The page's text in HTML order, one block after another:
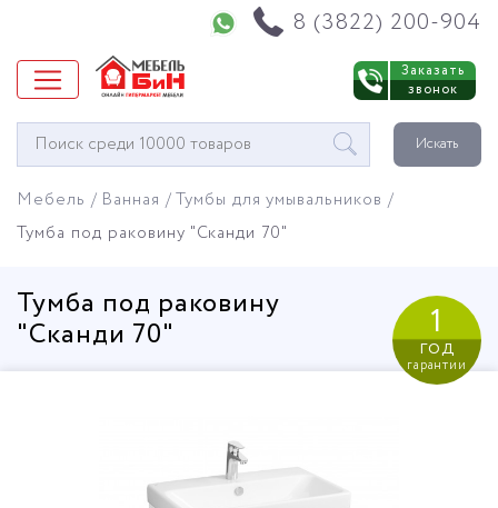
8 (3822) 200-904
Заказать
звонок
Окно
поиска
Искать
Мебель Ванная
Тумбы для умывальников
Тумба под раковину "Сканди 70"
Тумба под раковину
"Сканди 70"
1
год
гарантии